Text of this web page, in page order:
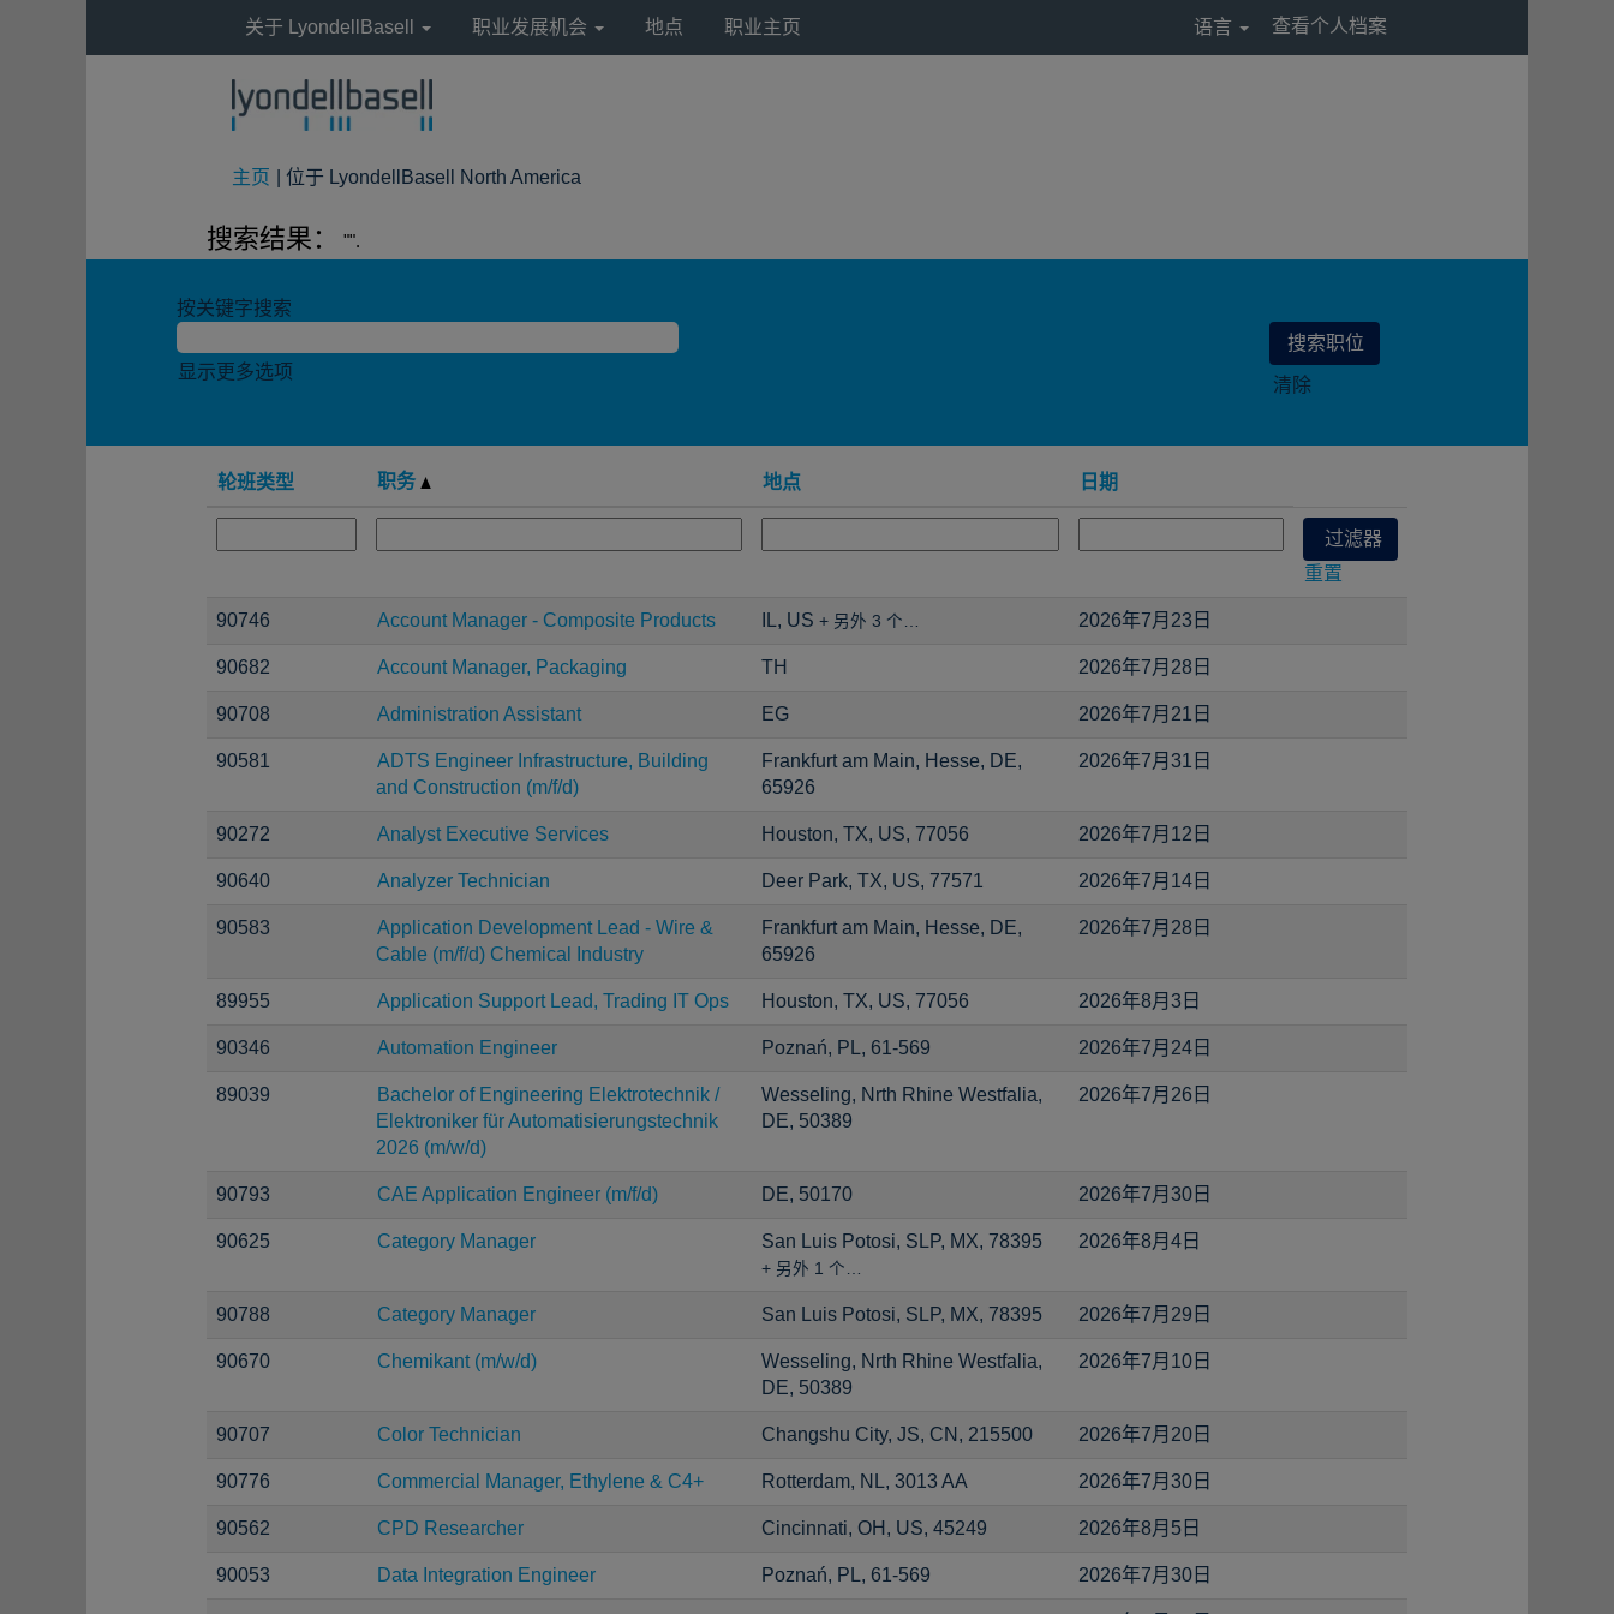
关于 LyondellBasell 职业发展机会 地点 职业主页 语言 查看个人档案
主页 位于 LyondellBasell North America
面）
搜索结果： "".
按关键字搜索
显示更多选项
清除
轮班类型 职务 地点 日期
重置
90746 Account Manager - Composite Products IL, US + 另外 3 个… 2026年7月23日
90682 Account Manager, Packaging TH 2026年7月28日
90708 Administration Assistant EG 2026年7月21日
90581
ADTS Engineer Infrastructure, Building
and Construction (m/f/d)
Frankfurt am Main, Hesse, DE,
65926
2026年7月31日
90272 Analyst Executive Services Houston, TX, US, 77056 2026年7月12日
90640 Analyzer Technician Deer Park, TX, US, 77571 2026年7月14日
90583
Application Development Lead - Wire &
Cable (m/f/d) Chemical Industry
Frankfurt am Main, Hesse, DE,
65926
2026年7月28日
89955 Application Support Lead, Trading IT Ops Houston, TX, US, 77056 2026年8月3日
90346 Automation Engineer Poznań, PL, 61-569 2026年7月24日
89039
Bachelor of Engineering Elektrotechnik /
Elektroniker für Automatisierungstechnik
2026 (m/w/d)
Wesseling, Nrth Rhine Westfalia,
DE, 50389
2026年7月26日
90793 CAE Application Engineer (m/f/d) DE, 50170 2026年7月30日
90625 Category Manager San Luis Potosi, SLP, MX, 78395
+ 另外 1 个…
2026年8月4日
90788 Category Manager San Luis Potosi, SLP, MX, 78395 2026年7月29日
90670 Chemikant (m/w/d)
Wesseling, Nrth Rhine Westfalia,
DE, 50389
2026年7月10日
90707 Color Technician Changshu City, JS, CN, 215500 2026年7月20日
90776 Commercial Manager, Ethylene & C4+ Rotterdam, NL, 3013 AA 2026年7月30日
90562 CPD Researcher Cincinnati, OH, US, 45249 2026年8月5日
90053 Data Integration Engineer Poznań, PL, 61-569 2026年7月30日